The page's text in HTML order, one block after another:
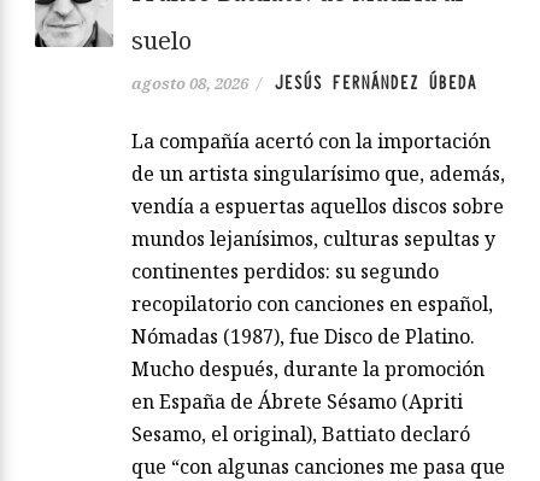
suelo
agosto 08, 2026 / JESÚS FERNÁNDEZ ÚBEDA
La compañía acertó con la importación
de un artista singularísimo que, además,
vendía a espuertas aquellos discos sobre
mundos lejanísimos, culturas sepultas y
continentes perdidos: su segundo
recopilatorio con canciones en español,
Nómadas (1987), fue Disco de Platino.
Mucho después, durante la promoción
en España de Ábrete Sésamo (Apriti
Sesamo, el original), Battiato declaró
que “con algunas canciones me pasa que